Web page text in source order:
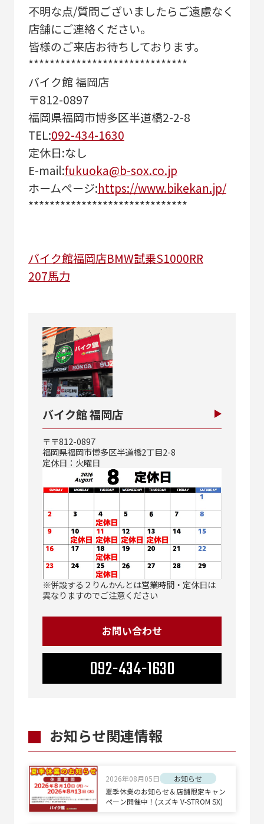
不明な点/質問ございましたらご遠慮なく
店舗にご連絡ください。
皆様のご来店お待ちしております。
******************************
バイク館 福岡店
〒812-0897
福岡県福岡市博多区半道橋2-2-8
TEL:092-434-1630
定休日:なし
E-mail:fukuoka@b-sox.co.jp
ホームページ:https://www.bikekan.jp/
******************************
バイク館福岡店BMW試乗S1000RR
207馬力
バイク館 福岡店
〒〒812-0897
福岡県福岡市博多区半道橋2丁目2-8
定休日：火曜日
※併設する２りんかんとは営業時間・定休日は
異なりますのでご注意ください
お問い合わせ
092-434-1630
お知らせ関連情報
2026年08月05日
お知らせ
夏季休業のお知らせ＆店舗限定キャン
ペーン開催中！(スズキ V-STROM SX)